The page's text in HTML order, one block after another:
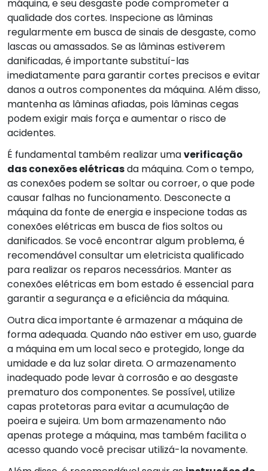
máquina, e seu desgaste pode comprometer a
qualidade dos cortes. Inspecione as lâminas
regularmente em busca de sinais de desgaste, como
lascas ou amassados. Se as lâminas estiverem
danificadas, é importante substituí-las
imediatamente para garantir cortes precisos e evitar
danos a outros componentes da máquina. Além disso,
mantenha as lâminas afiadas, pois lâminas cegas
podem exigir mais força e aumentar o risco de
acidentes.
É fundamental também realizar umaverificação
das conexões elétricasda máquina. Com o tempo,
as conexões podem se soltar ou corroer, o que pode
causar falhas no funcionamento. Desconecte a
máquina da fonte de energia e inspecione todas as
conexões elétricas em busca de fios soltos ou
danificados. Se você encontrar algum problema, é
recomendável consultar um eletricista qualificado
para realizar os reparos necessários. Manter as
conexões elétricas em bom estado é essencial para
garantir a segurança e a eficiência da máquina.
Outra dica importante é armazenar a máquina de
forma adequada. Quando não estiver em uso, guarde
a máquina em um local seco e protegido, longe da
umidade e da luz solar direta. O armazenamento
inadequado pode levar à corrosão e ao desgaste
prematuro dos componentes. Se possível, utilize
capas protetoras para evitar a acumulação de
poeira e sujeira. Um bom armazenamento não
apenas protege a máquina, mas também facilita o
acesso quando você precisar utilizá-la novamente.